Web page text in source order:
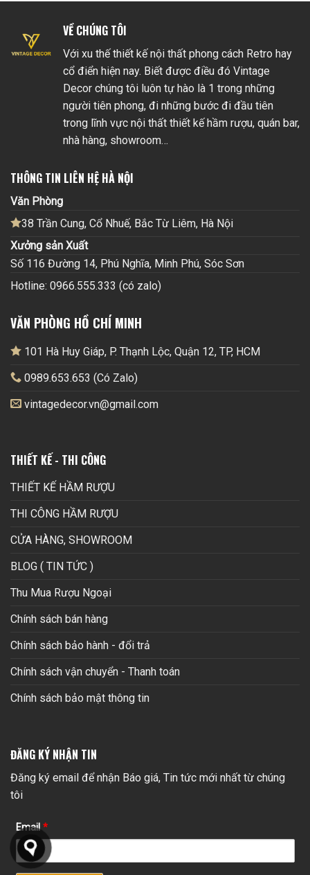
VỀ CHÚNG TÔI
Với xu thế thiết kế nội thất phong cách Retro hay
cổ điển hiện nay. Biết được điều đó Vintage
Decor chúng tôi luôn tự hào là 1 trong những
người tiên phong, đi những bước đi đầu tiên
trong lĩnh vực nội thất thiết kế hầm rượu, quán bar,
nhà hàng, showroom…
THÔNG TIN LIÊN HỆ HÀ NỘI
Văn Phòng
38 Trần Cung, Cổ Nhuế, Bắc Từ Liêm, Hà Nội
Xưởng sản Xuất
Số 116 Đường 14, Phú Nghĩa, Minh Phú, Sóc Sơn
Hotline: 0966.555.333 (có zalo)
VĂN PHÒNG HỒ CHÍ MINH
101 Hà Huy Giáp, P. Thạnh Lộc, Quận 12, TP, HCM
0989.653.653 (Có Zalo)
vintagedecor.vn@gmail.com
THIẾT KẾ - THI CÔNG
THIẾT KẾ HẦM RƯỢU
THI CÔNG HẦM RƯỢU
CỬA HÀNG, SHOWROOM
BLOG ( TIN TỨC )
Thu Mua Rượu Ngoại
Chính sách bán hàng
Chính sách bảo hành - đổi trả
Chính sách vận chuyển - Thanh toán
Chính sách bảo mật thông tin
ĐĂNG KÝ NHẬN TIN
Đăng ký email để nhận Báo giá, Tin tức mới nhất từ chúng
tôi
Email*